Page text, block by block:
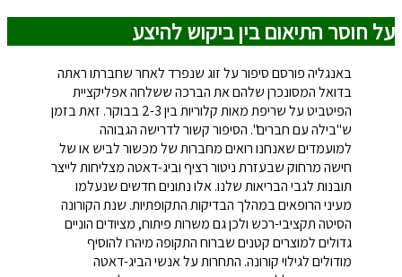
על חוסר התיאום בין ביקוש להיצע
באנגליה פורסם סיפור על זוג שנפרד לאחר שחברתו ראתה
בדואל המסונכרן שלהם את הברכה ששלחה אפליקציית
הפיטביט על שריפת מאות קלוריות בין 2-3 בבוקר. זאת בזמן
ש"בילה עם חברים". הסיפור קשור לדרישה הגבוהה
למועמדים שאנחנו רואים מחברות של מכשור לביש או של
חישה מרחוק שבעזרת ניטור רציף וביג-דאטה מצליחות לייצר
תובנות לגבי הבריאות שלנו. אלו נתונים חדשים שנעלמו
מעיני הרופאים במהלך הבדיקות התקופתיות. שנת הקורונה
הסיטה תקציבי-רכש ולכן גם משרות פיתוח, מציודים הוניים
גדולים למוצרים קטנים שברוח התקופה מיהרו להוסיף
מודולים לגילוי קורונה. התחרות על אנשי הביג-דאטה